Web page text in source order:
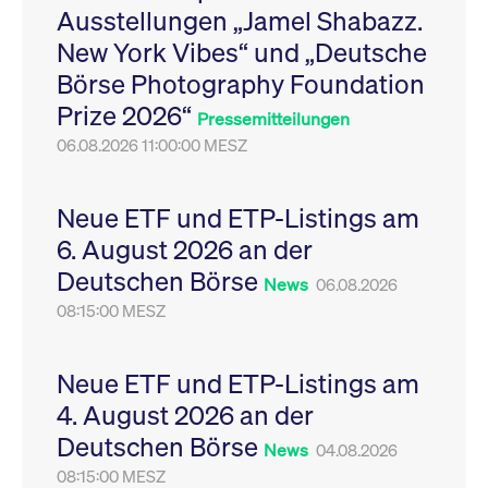
Ausstellungen „Jamel Shabazz.
New York Vibes“ und „Deutsche
Börse Photography Foundation
Prize 2026“ Pressemitteilungen
06.08.2026 11:00:00 MESZ
Neue ETF und ETP-Listings am
6. August 2026 an der
Deutschen Börse News 06.08.2026
08:15:00 MESZ
Neue ETF und ETP-Listings am
4. August 2026 an der
Deutschen Börse News 04.08.2026
08:15:00 MESZ
Leistung der Website
zu messen. Es handelt
sich um ein Muster-
Cookie, bei dem auf
das Präfix _pk_ses
eine kurze Reihe von
VISITOR_PRIVACY_METADATA
YouTube
.youtube.com
6
Monate
Dieses Cookie dient
Speicherung der
Einwilligungs- und
des Nutzers für ihre
Interaktion mit der
Sitzungen geehrt